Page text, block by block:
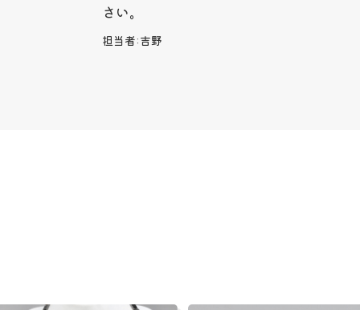
さい。
担当者:吉野